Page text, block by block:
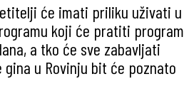
će imati priliku uživati u
koji će pratiti program
a tko će sve zabavljati
u Rovinju bit će poznato